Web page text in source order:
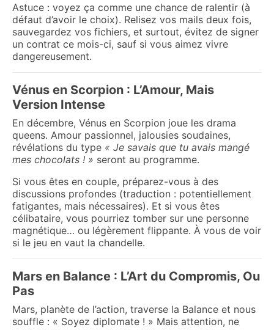
Astuce : voyez ça comme une chance de ralentir (à
défaut d’avoir le choix). Relisez vos mails deux fois,
sauvegardez vos fichiers, et surtout, évitez de signer
un contrat ce mois-ci, sauf si vous aimez vivre
dangereusement.
Vénus en Scorpion : L’Amour, Mais
Version Intense
En décembre, Vénus en Scorpion joue les drama
queens. Amour passionnel, jalousies soudaines,
révélations du type « Je savais que tu avais mangé
mes chocolats ! » seront au programme.
Si vous êtes en couple, préparez-vous à des
discussions profondes (traduction : potentiellement
fatigantes, mais nécessaires). Et si vous êtes
célibataire, vous pourriez tomber sur une personne
magnétique… ou légèrement flippante. À vous de voir
si le jeu en vaut la chandelle.
Mars en Balance : L’Art du Compromis, Ou
Pas
Mars, planète de l’action, traverse la Balance et nous
souffle : « Soyez diplomate ! » Mais attention, ne